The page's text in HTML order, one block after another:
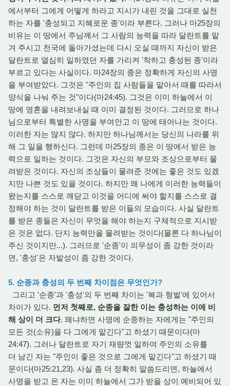
에서부터 그에게 어떻게 하라고 지시가 내린 것을 그대로 실천
하는 자를 '충성되고 지혜로운 종'이라 부른다. 그러나 마25장의
비유는 이 땅에서 주님께서 그 사람의 능력을 따라 달란트를 맡
겨 주시고 천국에 돌아가셨는데 다시 오실 때까지 자신이 받은
달란트로 열심히 일하였던 자를 가리켜 '착하고 충성된 종'이라
부르고 있다는 사실이다. 마24장의 종은 정확하게 자신의 사명
을 부여받았다. 그것은 "주인의 집 사람들을 맡아서 때를 따라서
양식을 나눠 주는 것"이다(마24:45). 그것은 이미 하늘에서 이
땅에 영혼을 내려보내실 때 이미 결정된 것이다. 그러므로 하나
님으로부터 특별한 사명을 부여안고 이 땅에 태어나는 것이다.
이러한 자는 많지 않다. 하지만 하나님께서는 당신의 나라를 위
해 그 일을 행하신다. 그런데 마25장의 종은 이 땅에서 받은 능
력으로 일하는 것이다. 그것은 자신의 부모와 조상으로부터 물
려받은 것이다. 자신의 조상들이 물려준 것에는 좋은 것도 있겠
지만 나쁜 것도 있을 것이다. 하지만 왜 나에게 이러한 능력들이
왔는지를 스스로 깨닫고 이것을 어디에 써야 할지를 스스로 결
정해야 하는 것이 달란트를 받은 이들의 모습이다. 사실 달란트
를 받은 종들은 자신이 무엇을 해야 하는지 구체적으로 지시받
은 것은 없다. 단지 능력만을 물려받는 것이다(물론 다 하나님이
주신 것이지만...). 그러므로 '순종'이 의무성이 좀 강한 것이라
면, '충성'은 자발성이 좀 강한 것이다.
5. 순종과 충성의 두 번째 차이점은 무엇인가?
그리고 '순종'과 '충성'의 두 번째 차이는 '복과 형벌'에 있어서
차이가 있다. 먼저 첫째로, 순종을 잘한 이는 충성하는 이에 비
해 상이 더 크다. 왜냐하면 사명에 순종하는 자에게는 "주인의
모든 것(소유)을 다 그에게 맡긴다"고 하셨기 때문이다(마
24:47). 그러나 달란트로 자기 재량껏 일하여 주인의 소유를
더 남긴 자는 "주인이 좋은 것으로 그에게 맡긴다"고 하셨기 때
문이다(마25:21,23). 사실 좀 더 정확히 말씀드리면, 하늘에서
사명을 받고 온 자는 이미 하늘에서 그가 받을 상이 예비되어 있